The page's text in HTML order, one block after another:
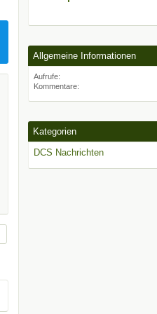
Allgemeine Informationen
Aufrufe
Kommentare
Kategorien
DCS Nachrichten